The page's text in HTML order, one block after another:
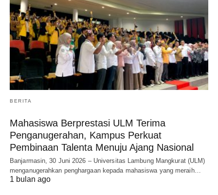
BERITA
Mahasiswa Berprestasi ULM Terima
Penganugerahan, Kampus Perkuat
Pembinaan Talenta Menuju Ajang Nasional
Banjarmasin, 30 Juni 2026 – Universitas Lambung Mangkurat (ULM)
menganugerahkan penghargaan kepada mahasiswa yang meraih…
1 bulan ago